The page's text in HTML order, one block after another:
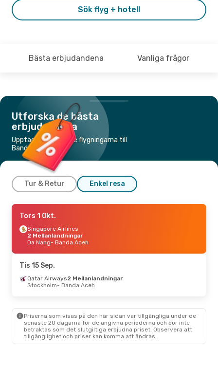
Sök flyg + hotell
Bästa erbjudandena Vanliga frågor
Utforska de bästa
erbjudandena
Upptäck de billigaste flygningarna till
Banda Aceh
Tur & Retur Enkel resa
Mån 7 Sep.
Batik Air1 Mellanlandning
Bangkok- Banda Aceh
Malaysia Airlines
Banda Aceh- Bangkok
Tors 1 Okt.
Singapore Airlines
2 Mellanlandningar
Da Nang- Banda Aceh
Tis 15 Sep.
Qatar Airways2 Mellanlandningar
Stockholm- Banda Aceh
Priserna som visas på den här sidan var tillgängliga under de
senaste 20 dagarna för de angivna perioderna och bör inte
betraktas som det slutgiltiga erbjudna priset. Observera att
tillgänglighet och priser kan komma att ändras.